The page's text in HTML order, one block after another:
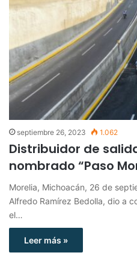
septiembre 26, 2023 1.062
Distribuidor de
nombrado “Paso
Morelia, Michoacán, 26 de
Alfredo Ramírez Bedolla, dio a
el…
Leer más »